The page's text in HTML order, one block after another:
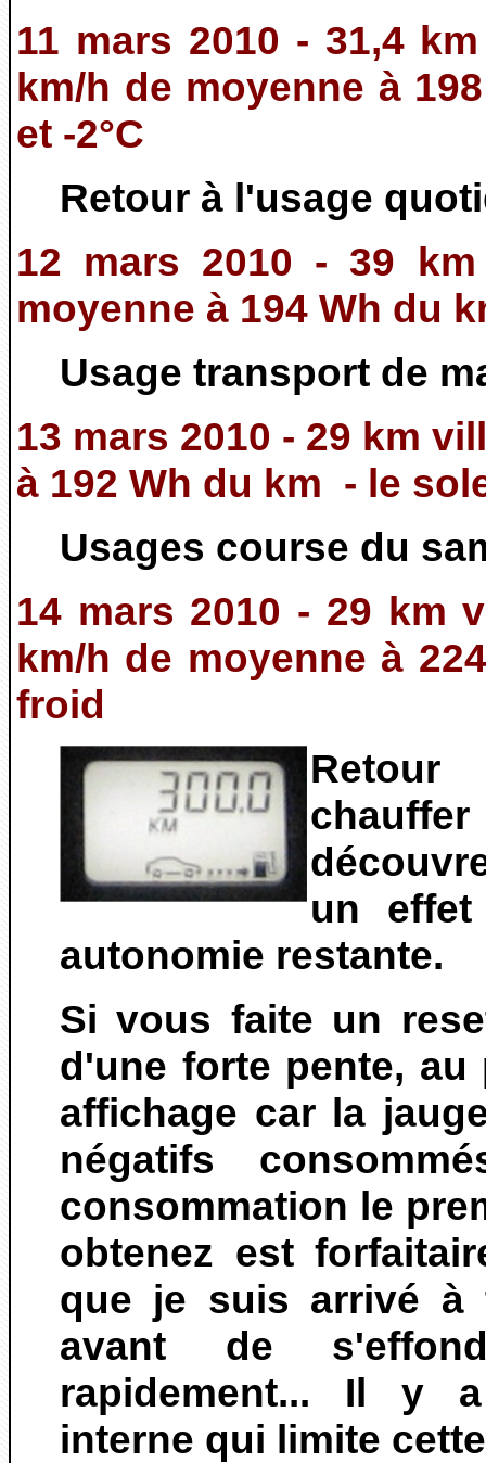
11 mars 2010 - 31,4
km/h de moyenne à
et -2°C
Retour à l'usage
12 mars 2010 - 39
moyenne à 194 Wh du
Usage transport de
13 mars 2010 - 29 km
à 192 Wh du km - le
Usages course du
14 mars 2010 - 29 km
km/h de moyenne à
froid
un
autonomie restante.
Si vous faite un
d'une forte pente,
affichage car la
négatifs
consommation le
obtenez est
que je suis arrivé à
avant de
rapidement... Il y
interne qui limite